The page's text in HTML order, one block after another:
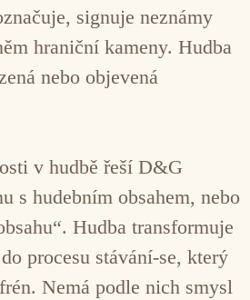
signuje neznámy
hraniční kameny. Hudba
nebo objevená
v hudbě řeší D&G
s hudebním obsahem, nebo
Hudba transformuje
procesu stávání-se, který
Nemá podle nich smysl